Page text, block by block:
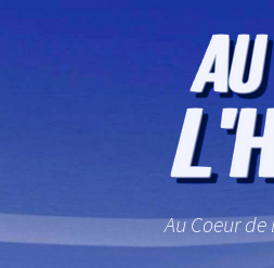
Au Coeur